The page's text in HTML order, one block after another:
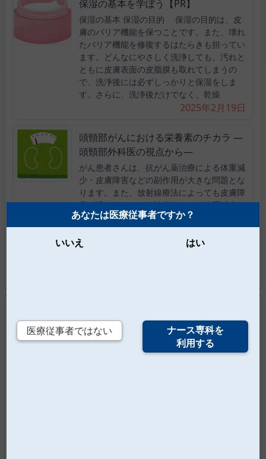
保湿の基本を学ぼう【PR】
保湿の基本 保湿の目的 保湿の目的は、皮
膚のバリア機能を保つことです。また、壊れ
たバリア機能を修復するはたらきも担ってい
ます。どんなにやさしく洗浄しても、汚れと
ともに皮膚表面の皮脂膜も取れてしまうの
で、洗浄後には必ずしっかりと保湿をしま
す。さらに、洗浄後だけでなく、乾燥
2025年2月19日
頭頸部がんにおける栄養素のチカラ ―
頭頸部外科医の視点から―
がん患者さんは、抗がん薬治療による体重減
少・皮膚障害などの副作用が大きな問題とな
ります。また、放射線療法によっても皮膚障
害が現れます。がん治療における体重減少や
皮膚障害へ適切に対策することで、患者さん
のQOLや治療の継続率が高まり、予後を大
きく改善します。 本記事で
びまん性神経膠腫に20年ぶりの新薬登場
日本セルヴィエ株式会社が、「国内初の
あなたは医療従事者ですか？
いいえ
医療従事者ではない
はい
ナース専科を
利用する